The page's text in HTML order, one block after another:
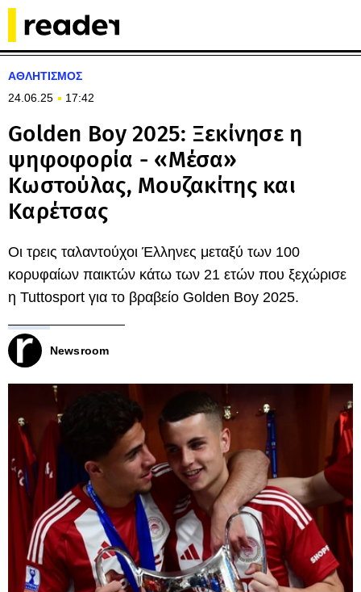
ΑΘΛΗΤΙΣΜΟΣ
24.06.25
17:42
Golden Boy 2025: Ξεκίνησε η
ψηφοφορία - «Μέσα»
Κωστούλας, Μουζακίτης και
Καρέτσας
Οι τρεις ταλαντούχοι Έλληνες μεταξύ των 100
κορυφαίων παικτών κάτω των 21 ετών που ξεχώρισε
η Tuttosport για το βραβείο Golden Boy 2025.
Newsroom